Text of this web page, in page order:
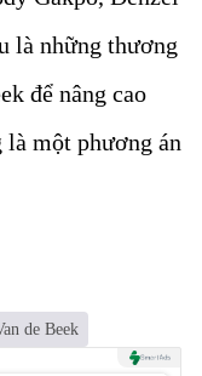
là những thương
để nâng cao
là một phương án
de Beek